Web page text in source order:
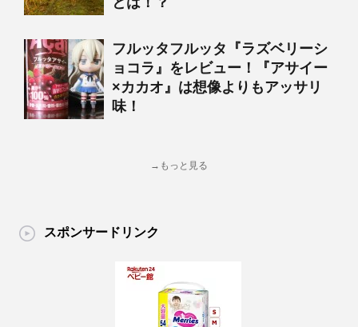
フルッタフルッタ『ラズベリーシ
ョコラ』をレビュー！『アサイー
×カカオ』は想像よりもアッサリ
味！
→もっと見る
スポンサードリンク